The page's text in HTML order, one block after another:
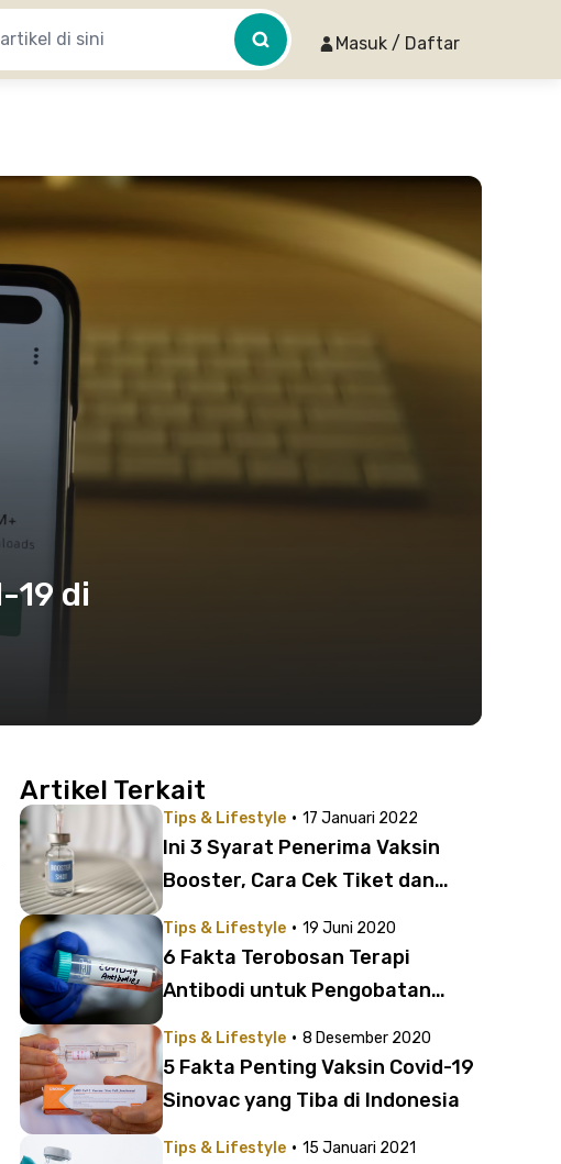
Masuk / Daftar
19 di
Artikel Terkait
Tips & Lifestyle · 17 Januari 2022
Ini 3 Syarat Penerima Vaksin
Booster, Cara Cek Tiket dan
Tips & Lifestyle · 19 Juni 2020
6 Fakta Terobosan Terapi
Antibodi untuk Pengobatan
Tips & Lifestyle · 8 Desember 2020
5 Fakta Penting Vaksin Covid-19
Sinovac yang Tiba di Indonesia
Tips & Lifestyle · 15 Januari 2021